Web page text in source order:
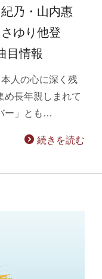
乃・山内惠
ゆり他登
目情報
人の心に深く残
め長年親しまれて
ー」とも…
続きを読む